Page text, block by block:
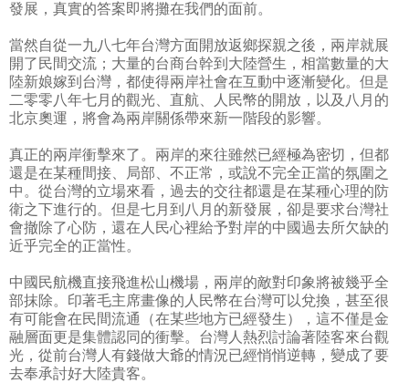
發展，真實的答案即將攤在我們的面前。
當然自從一九八七年台灣方面開放返鄉探親之後，兩岸就展
開了民間交流；大量的台商台幹到大陸營生，相當數量的大
陸新娘嫁到台灣，都使得兩岸社會在互動中逐漸變化。但是
二零零八年七月的觀光、直航、人民幣的開放，以及八月的
北京奧運，將會為兩岸關係帶來新一階段的影響。
真正的兩岸衝擊來了。兩岸的來往雖然已經極為密切，但都
還是在某種間接、局部、不正常，或說不完全正當的氛圍之
中。從台灣的立場來看，過去的交往都還是在某種心理的防
衛之下進行的。但是七月到八月的新發展，卻是要求台灣社
會撤除了心防，還在人民心裡給予對岸的中國過去所欠缺的
近乎完全的正當性。
中國民航機直接飛進松山機場，兩岸的敵對印象將被幾乎全
部抹除。印著毛主席畫像的人民幣在台灣可以兌換，甚至很
有可能會在民間流通（在某些地方已經發生），這不僅是金
融層面更是集體認同的衝擊。台灣人熱烈討論著陸客來台觀
光，從前台灣人有錢做大爺的情況已經悄悄逆轉，變成了要
去奉承討好大陸貴客。